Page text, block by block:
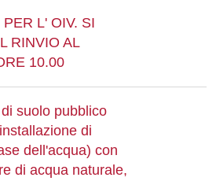
L' OIV. SI
RINVIO AL
10.00
suolo pubblico
di
dell'acqua) con
di acqua naturale,